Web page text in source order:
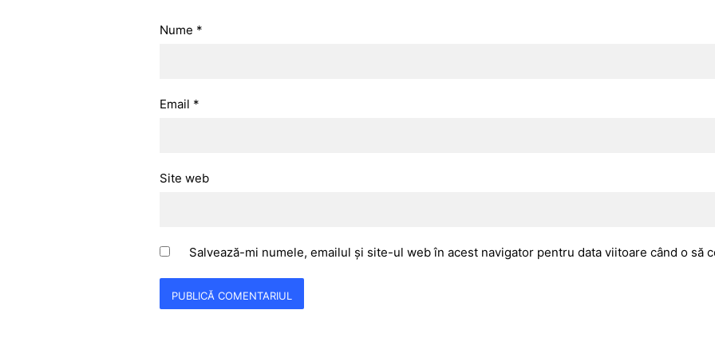
Nume *
Email *
Site web
Salvează-mi numele, emailul și site-ul web în acest navigator pentru data viitoare când o să